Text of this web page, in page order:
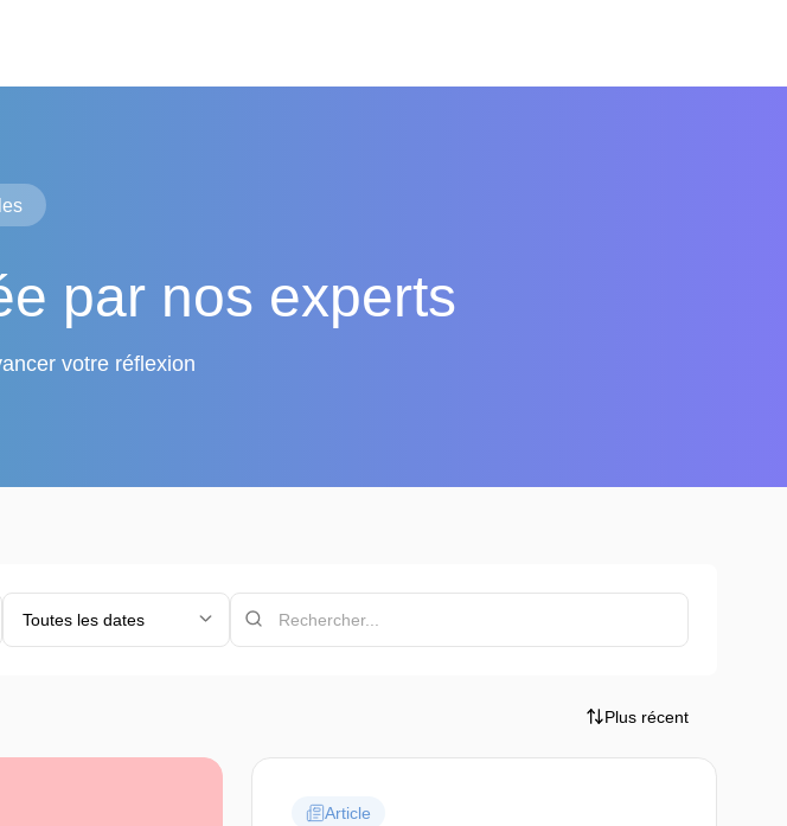
par nos experts
votre réflexion
Toutes les dates
Plus récent
Article